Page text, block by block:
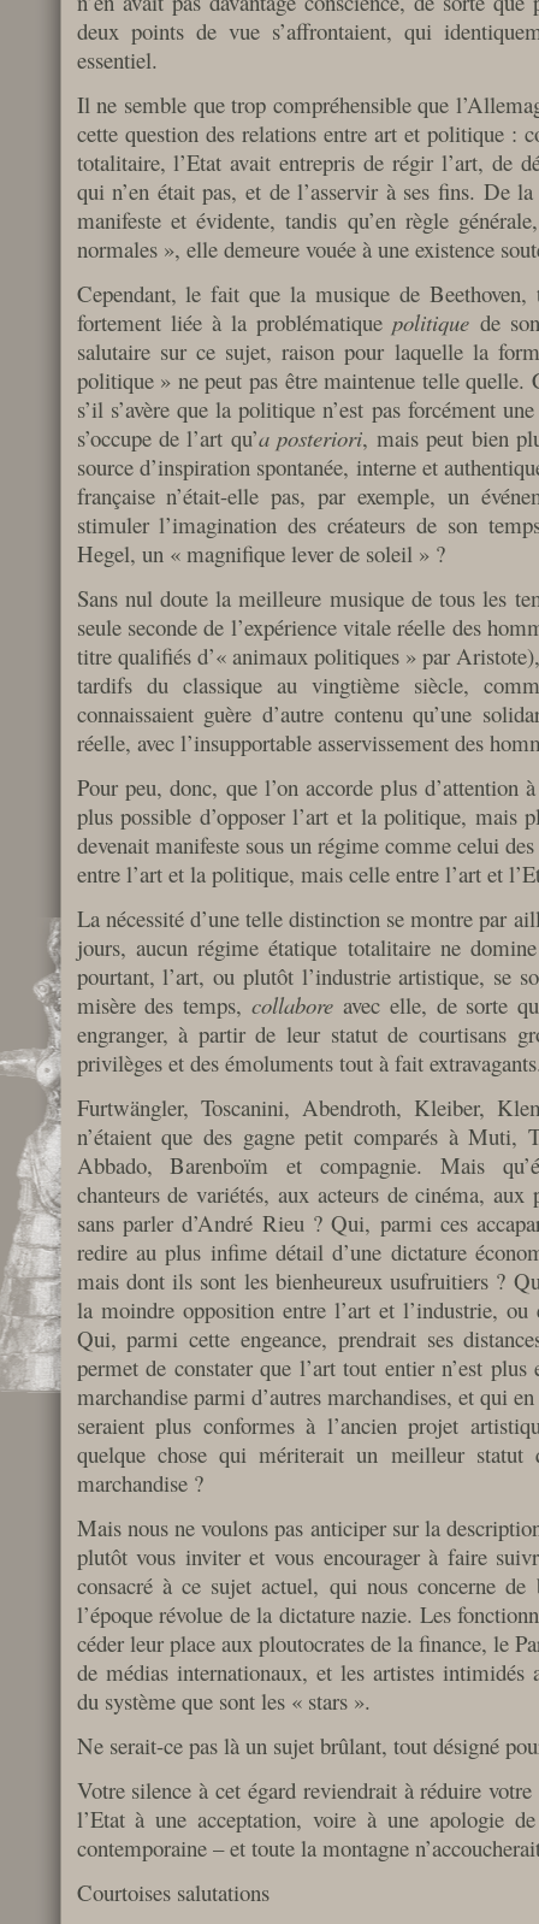
deux points de vue s’affrontaient, qui
essentiel.
Il ne semble que trop compréhensible que
cette question des relations entre art et politique :
totalitaire, l’Etat avait entrepris de régir l’art, de
qui n’en était pas, et de l’asservir à ses fins. De
manifeste et évidente, tandis qu’en règle
normales », elle demeure vouée à une existence
Cependant, le fait que la musique de Beethoven,
fortement liée à la problématiquepolitique de
salutaire sur ce sujet, raison pour laquelle la
politique » ne peut pas être maintenue telle
s’il s’avère que la politique n’est pas forcément
s’occupe de l’art qu’a posteriori, mais peut bien
source d’inspiration spontanée, interne et
française n’était-elle pas, par exemple, un
stimuler l’imagination des créateurs de son
Hegel, un « magnifique lever de soleil » ?
Sans nul doute la meilleure musique de tous les
seule seconde de l’expérience vitale réelle des
titre qualifiés d’« animaux politiques » par
tardifs du classique au vingtième siècle,
connaissaient guère d’autre contenu qu’une
réelle, avec l’insupportable asservissement des
Pour peu, donc, que l’on accorde plus d’attention
plus possible d’opposer l’art et la politique, mais
devenait manifeste sous un régime comme celui
entre l’art et la politique, mais celle entre l’art et
La nécessité d’une telle distinction se montre par
jours, aucun régime étatique totalitaire ne
pourtant, l’art, ou plutôt l’industrie artistique, se
misère des temps,collabore avec elle, de sorte
engranger, à partir de leur statut de courtisans
privilèges et des émoluments tout à fait
Furtwängler, Toscanini, Abendroth, Kleiber,
n’étaient que des gagne petit comparés à Muti,
Abbado, Barenboïm et compagnie. Mais
chanteurs de variétés, aux acteurs de cinéma, aux
sans parler d’André Rieu ? Qui, parmi ces
redire au plus infime détail d’une dictature
mais dont ils sont les bienheureux usufruitiers ?
la moindre opposition entre l’art et l’industrie, ou
Qui, parmi cette engeance, prendrait ses
permet de constater que l’art tout entier n’est plus
marchandise parmi d’autres marchandises, et qui
seraient plus conformes à l’ancien projet
quelque chose qui mériterait un meilleur statut
marchandise ?
Mais nous ne voulons pas anticiper sur la
plutôt vous inviter et vous encourager à faire
consacré à ce sujet actuel, qui nous concerne
l’époque révolue de la dictature nazie. Les
céder leur place aux ploutocrates de la finance, le
de médias internationaux, et les artistes intimidés
du système que sont les « stars ».
Ne serait-ce pas là un sujet brûlant, tout désigné
Votre silence à cet égard reviendrait à réduire
l’Etat à une acceptation, voire à une apologie
contemporaine – et toute la montagne
Courtoises salutations